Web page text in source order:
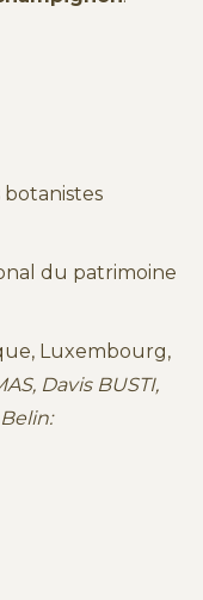
botanistes
du patrimoine
Luxembourg,
Davis BUSTI,
Belin: